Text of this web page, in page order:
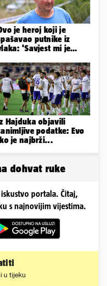
je heroj koji je
putnike iz
'Savjest mi je
Hajduka objavili
podatke: Evo
je najbrži...
dohvat ruke
portala. Čitaj,
s najnovijim vijestima.
u tijeku